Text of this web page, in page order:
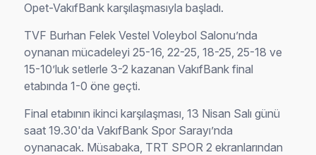
Opet-VakıfBank karşılaşmasıyla başladı.
TVF Burhan Felek Vestel Voleybol Salonu’nda
oynanan mücadeleyi 25-16, 22-25, 18-25, 25-18 ve
15-10’luk setlerle 3-2 kazanan VakıfBank final
etabında 1-0 öne geçti.
Final etabının ikinci karşılaşması, 13 Nisan Salı günü
saat 19.30'da VakıfBank Spor Sarayı’nda
oynanacak. Müsabaka, TRT SPOR 2 ekranlarından